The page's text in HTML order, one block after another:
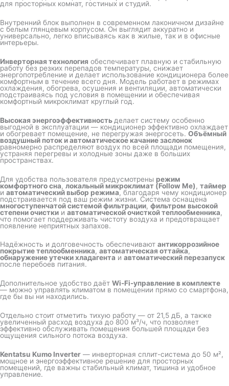
для просторных комнат, гостиных и студий.
Внутренний блок выполнен в современном лаконичном дизайне
с белым глянцевым корпусом. Он выглядит аккуратно и
универсально, легко вписываясь как в жилые, так и в офисные
интерьеры.
Инверторная технология обеспечивает плавную и стабильную
работу без резких перепадов температуры, снижает
энергопотребление и делает использование кондиционера более
комфортным в течение всего дня. Модель работает в режимах
охлаждения, обогрева, осушения и вентиляции, автоматически
подстраиваясь под условия в помещении и обеспечивая
комфортный микроклимат круглый год.
Высокая энергоэффективность делает систему особенно
выгодной в эксплуатации — кондиционер эффективно охлаждает
и обогревает помещение, не перегружая энергосеть. Объёмный
воздушный поток и автоматическое качание заслонок
равномерно распределяют воздух по всей площади помещения,
устраняя перегревы и холодные зоны даже в больших
пространствах.
Для удобства пользователя предусмотрены режим
комфортного сна, локальный микроклимат (Follow Me), таймер
и автоматический выбор режима, благодаря чему кондиционер
подстраивается под ваш режим жизни. Система оснащена
многоступенчатой системой фильтрации, фильтром высокой
степени очистки и автоматической очисткой теплообменника,
что помогает поддерживать чистоту воздуха и предотвращает
появление неприятных запахов.
Надёжность и долговечность обеспечивают антикоррозийное
покрытие теплообменника, автоматическая оттайка,
обнаружение утечки хладагента и автоматический перезапуск
после перебоев питания.
Дополнительное удобство даёт Wi-Fi-управление в комплекте
— можно управлять климатом в помещении прямо со смартфона,
где бы вы ни находились.
Отдельно стоит отметить тихую работу — от 21,5 дБ, а также
увеличенный расход воздуха до 800 м³/ч, что позволяет
эффективно обслуживать помещения большей площади без
ощущения сильного потока воздуха.
Kentatsu Kumo Inverter — инверторная сплит-система до 50 м²,
мощное и энергоэффективное решение для просторных
помещений, где важны стабильный климат, тишина и удобное
управление.